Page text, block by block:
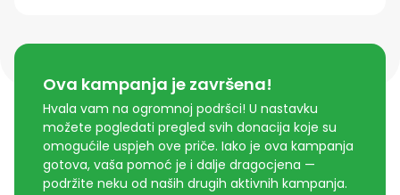
Ova kampanja je završena!
Hvala vam na ogromnoj podršci! U nastavku
možete pogledati pregled svih donacija koje su
omogućile uspjeh ove priče. Iako je ova kampanja
gotova, vaša pomoć je i dalje dragocjena —
podržite neku od naših drugih aktivnih kampanja.